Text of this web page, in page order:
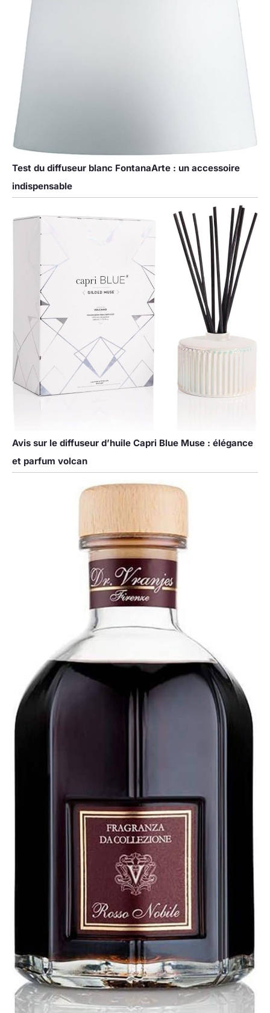
Test du diffuseur blanc FontanaArte : un accessoire
indispensable
Avis sur le diffuseur d’huile Capri Blue Muse : élégance
et parfum volcan